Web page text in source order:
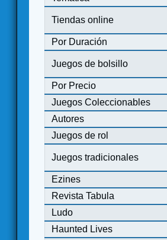
Tiendas online
Por Duración
Juegos de bolsillo
Por Precio
Juegos Coleccionables
Autores
Juegos de rol
Juegos tradicionales
Ezines
Revista Tabula
Ludo
Haunted Lives